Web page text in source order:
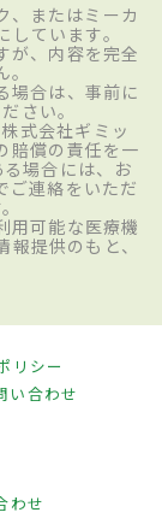
、またはミーカ
ています。
が、内容を完全
場合は、事前に
さい。
式会社ギミッ
賠償の責任を一
場合には、お
ご連絡をいただ
用可能な医療機
提供のもと、
リシー
い合わせ
わせ